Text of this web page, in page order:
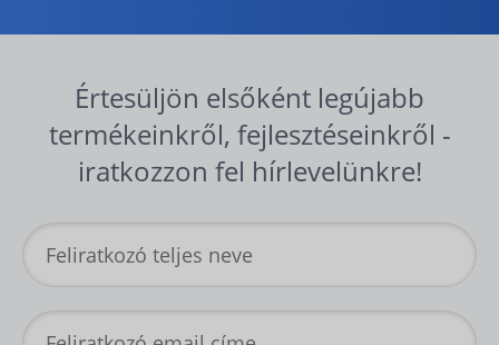
Értesüljön elsőként legújabb
termékeinkről, fejlesztéseinkről -
iratkozzon fel hírlevelünkre!